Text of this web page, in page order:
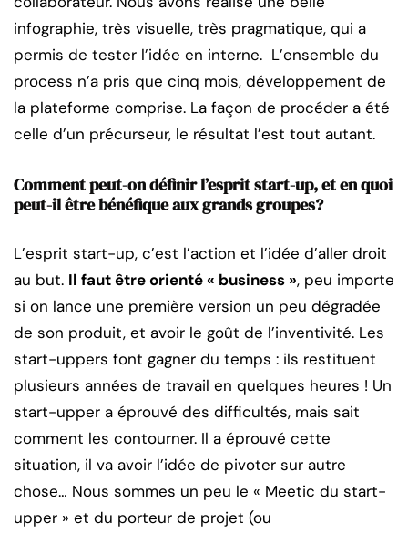
infographie, très visuelle, très pragmatique, qui a
permis de tester l’idée en interne. L’ensemble du
process n’a pris que cinq mois, développement de
la plateforme comprise. La façon de procéder a été
celle d’un précurseur, le résultat l’est tout autant.
Comment peut-on définir l’esprit start-up, et en quoi
peut-il être bénéfique aux grands groupes?
L’esprit start-up, c’est l’action et l’idée d’aller droit
au but. Il faut être orienté « business », peu importe
si on lance une première version un peu dégradée
de son produit, et avoir le goût de l’inventivité. Les
start-uppers font gagner du temps : ils restituent
plusieurs années de travail en quelques heures ! Un
start-upper a éprouvé des difficultés, mais sait
comment les contourner. Il a éprouvé cette
situation, il va avoir l’idée de pivoter sur autre
chose… Nous sommes un peu le « Meetic du start-
upper » et du porteur de projet (ou